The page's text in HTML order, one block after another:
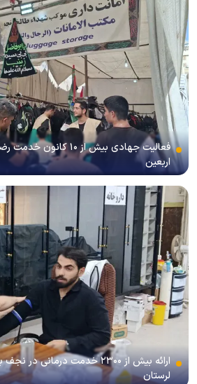
فعالیت جهادی بیش از ۱۰
اربعین
ارائه بیش از ۲۳۰۰ خدمت درمانی
لرستان